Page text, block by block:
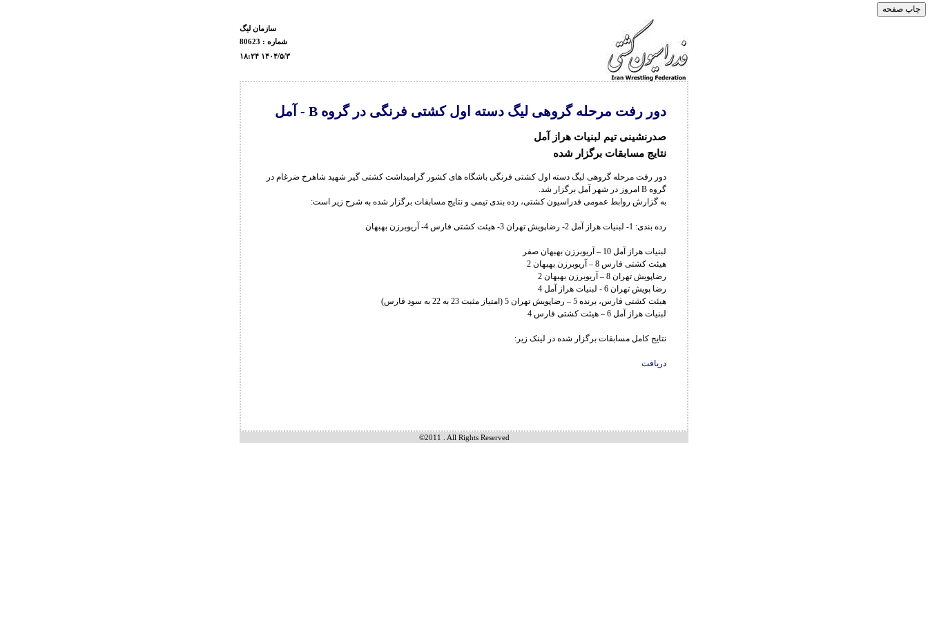
سازمان ليگ
شماره : 80623
۱۸:۲۴ ۱۴۰۴/۵/۳
دور رفت مرحله گروهی لیگ دسته اول کشتی فرنگی در گروه B - آمل
صدرنشینی تیم لبنیات هراز آمل
نتایج مسابقات برگزار شده
دور رفت مرحله گروهی لیگ دسته اول کشتی فرنگی باشگاه های کشور گرامیداشت کشتی گیر شهید شاهرخ ضرغام در
گروه B امروز در شهر آمل برگزار شد.
به گزارش روابط عمومی فدراسیون کشتی، رده بندی تیمی و نتایج مسابقات برگزار شده به شرح زیر است:
رده بندی: 1- لبنیات هراز آمل 2- رضاپویش تهران 3- هیئت کشتی فارس 4- آریوبرزن بهبهان
لبنیات هراز آمل 10 – آریوبرزن بهبهان صفر
هیئت کشتی فارس 8 – آریوبرزن بهبهان 2
رضاپویش تهران 8 – آریوبرزن بهبهان 2
رضا پویش تهران 6 - لبنیات هراز آمل 4
هیئت کشتی فارس، برنده 5 – رضاپویش تهران 5 (امتیاز مثبت 23 به 22 به سود فارس)
لبنیات هراز آمل 6 – هیئت کشتی فارس 4
نتایج کامل مسابقات برگزار شده در لینک زیر:
دریافت
©2011 . All Rights Reserved